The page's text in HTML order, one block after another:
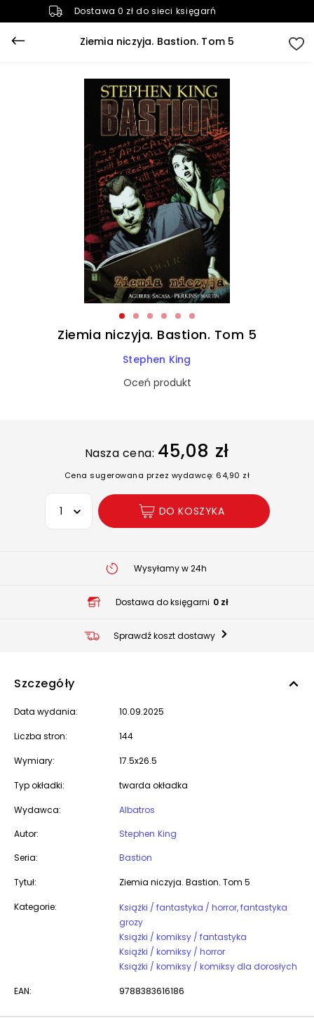
Dostawa 0 zł do sieci księgarń
Ziemia niczyja. Bastion. Tom 5
Ziemia niczyja. Bastion. Tom 5
Stephen King
Oceń produkt
Nasza cena: 45,08 zł
Cena sugerowana przez wydawcę: 64,90 zł
Wybierz opcję
DO KOSZYKA
Wysyłamy w 24h
Dostawa do księgarni 0 zł
Sprawdź koszt dostawy
Szczegóły
Data wydania: 10.09.2025
Liczba stron: 144
Wymiary: 17.5x26.5
Typ okładki: twarda okładka
Wydawca:
Albatros
Autor:
Stephen King
Seria:
Bastion
Tytuł: Ziemia niczyja. Bastion. Tom 5
Kategorie:
Książki / fantastyka / horror, fantastyka
grozy
Książki / komiksy / fantastyka
Książki / komiksy / horror
Książki / komiksy / komiksy dla dorosłych
EAN: 9788383616186